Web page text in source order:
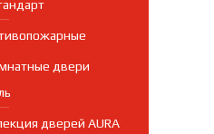
двери
дверей AURA